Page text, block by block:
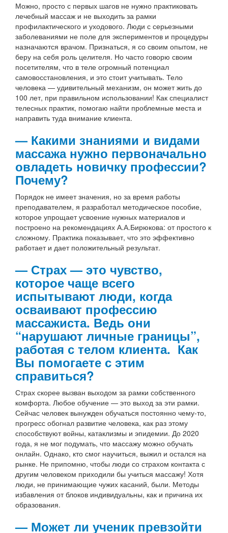
Можно, просто с первых шагов не нужно практиковать
лечебный массаж и не выходить за рамки
профилактического и уходового. Люди с серьезными
заболеваниями не поле для экспериментов и процедуры
назначаются врачом. Признаться, я со своим опытом, не
беру на себя роль целителя. Но часто говорю своим
посетителям, что в теле огромный потенциал
самовосстановления, и это стоит учитывать. Тело
человека — удивительный механизм, он может жить до
100 лет, при правильном использовании! Как специалист
телесных практик, помогаю найти проблемные места и
направить туда внимание клиента.
— Какими знаниями и видами
массажа нужно первоначально
овладеть новичку профессии?
Почему?
Порядок не имеет значения, но за время работы
преподавателем, я разработал методическое пособие,
которое упрощает усвоение нужных материалов и
построено на рекомендациях А.А.Бирюкова: от простого к
сложному. Практика показывает, что это эффективно
работает и дает положительный результат.
— Страх — это чувство,
которое чаще всего
испытывают люди, когда
осваивают профессию
массажиста. Ведь они
“нарушают личные границы”,
работая с телом клиента. Как
Вы помогаете с этим
справиться?
Страх скорее вызван выходом за рамки собственного
комфорта. Любое обучение — это выход за эти рамки.
Сейчас человек вынужден обучаться постоянно чему-то,
прогресс обогнал развитие человека, как раз этому
способствуют войны, катаклизмы и эпидемии. До 2020
года, я не мог подумать, что массажу можно обучать
онлайн. Однако, кто смог научиться, выжил и остался на
рынке. Не припомню, чтобы люди со страхом контакта с
другим человеком приходили бы учиться массажу! Хотя
люди, не принимающие чужих касаний, были. Методы
избавления от блоков индивидуальны, как и причина их
образования.
— Может ли ученик превзойти